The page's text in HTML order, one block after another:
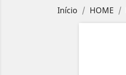
Início HOME